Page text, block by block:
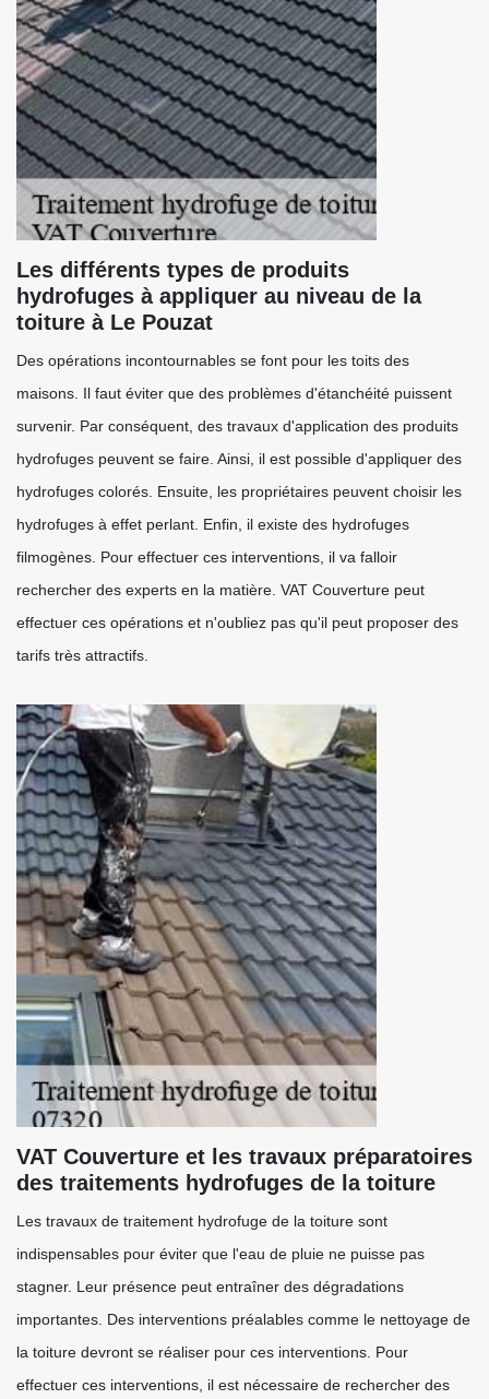
Les différents types de produits
hydrofuges à appliquer au niveau de la
toiture à Le Pouzat
Des opérations incontournables se font pour les toits des
maisons. Il faut éviter que des problèmes d'étanchéité puissent
survenir. Par conséquent, des travaux d'application des produits
hydrofuges peuvent se faire. Ainsi, il est possible d'appliquer des
hydrofuges colorés. Ensuite, les propriétaires peuvent choisir les
hydrofuges à effet perlant. Enfin, il existe des hydrofuges
filmogènes. Pour effectuer ces interventions, il va falloir
rechercher des experts en la matière. VAT Couverture peut
effectuer ces opérations et n'oubliez pas qu'il peut proposer des
tarifs très attractifs.
VAT Couverture et les travaux préparatoires
des traitements hydrofuges de la toiture
Les travaux de traitement hydrofuge de la toiture sont
indispensables pour éviter que l'eau de pluie ne puisse pas
stagner. Leur présence peut entraîner des dégradations
importantes. Des interventions préalables comme le nettoyage de
la toiture devront se réaliser pour ces interventions. Pour
effectuer ces interventions, il est nécessaire de rechercher des